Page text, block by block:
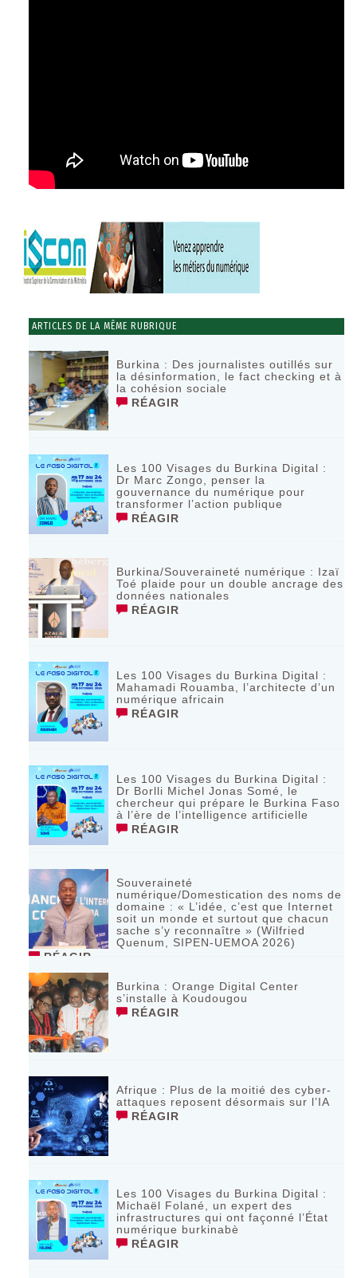
ARTICLES DE LA MÊME RUBRIQUE
Burkina : Des journalistes outillés sur
la désinformation, le fact checking et à
la cohésion sociale
RÉAGIR
Les 100 Visages du Burkina Digital :
Dr Marc Zongo, penser la
gouvernance du numérique pour
transformer l’action publique
RÉAGIR
Burkina/Souveraineté numérique : Izaï
Toé plaide pour un double ancrage des
données nationales
RÉAGIR
Les 100 Visages du Burkina Digital :
Mahamadi Rouamba, l’architecte d’un
numérique africain
RÉAGIR
Les 100 Visages du Burkina Digital :
Dr Borlli Michel Jonas Somé, le
chercheur qui prépare le Burkina Faso
à l’ère de l’intelligence artificielle
RÉAGIR
Souveraineté
numérique/Domestication des noms de
domaine : « L’idée, c’est que Internet
soit un monde et surtout que chacun
sache s’y reconnaître » (Wilfried
Quenum, SIPEN-UEMOA 2026)
RÉAGIR
Burkina : Orange Digital Center
s’installe à Koudougou
RÉAGIR
Afrique : Plus de la moitié des cyber-
attaques reposent désormais sur l’IA
RÉAGIR
Les 100 Visages du Burkina Digital :
Michaël Folané, un expert des
infrastructures qui ont façonné l’État
numérique burkinabè
RÉAGIR